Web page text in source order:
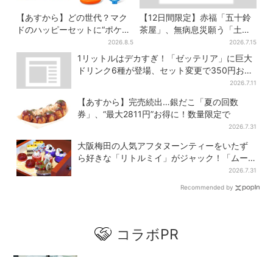
【あすから】どの世代？マク
ドのハッピーセットに“ポケモ
ンおもちゃ”、歴代30匹に「懐
かしい」と喜びの声
2026.8.5
【12日間限定】赤福「五十鈴
茶屋」、無病息災願う「土用
さわ餅」販売スタート 関西8
カ所でも買える
2026.7.15
1リットルはデカすぎ！「ゼッテリア」に巨大
ドリンク6種が登場、セット変更で350円お得
2026.7.11
【あすから】完売続出…銀だこ「夏の回数
券」、“最大2811円”お得に！数量限定で
2026.7.31
大阪梅田の人気アフタヌーンティーをいたず
ら好きな「リトルミイ」がジャック！「ムー
2026.7.31
Recommended by
コラボPR